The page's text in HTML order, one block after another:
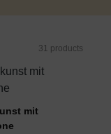
31 products
mit